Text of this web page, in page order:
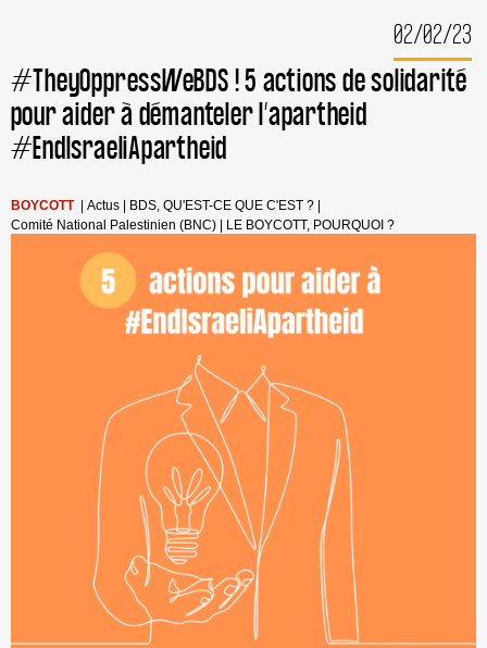
02/02/23
#TheyOppressWeBDS ! 5 actions de solidarité
pour aider à démanteler l’apartheid
#EndIsraeliApartheid
BOYCOTT Actus| BDS, QU'EST-CE QUE C'EST ?|
Comité National Palestinien (BNC)| LE BOYCOTT, POURQUOI ?